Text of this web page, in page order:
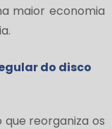
maior economia
do disco
reorganiza os